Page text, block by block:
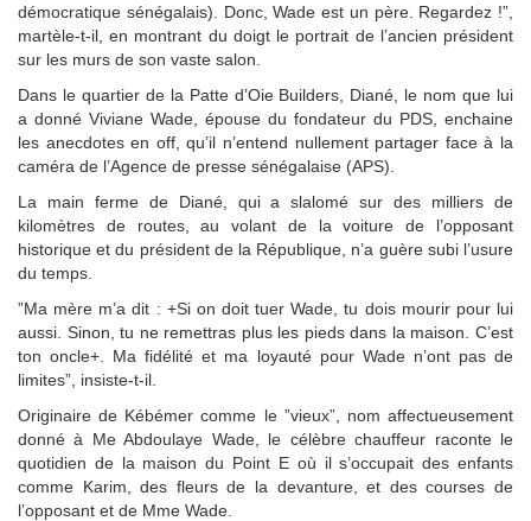
démocratique sénégalais). Donc, Wade est un père. Regardez !”,
martèle-t-il, en montrant du doigt le portrait de l’ancien président
sur les murs de son vaste salon.
Dans le quartier de la Patte d’Oie Builders, Diané, le nom que lui
a donné Viviane Wade, épouse du fondateur du PDS, enchaine
les anecdotes en off, qu’il n’entend nullement partager face à la
caméra de l’Agence de presse sénégalaise (APS).
La main ferme de Diané, qui a slalomé sur des milliers de
kilomètres de routes, au volant de la voiture de l’opposant
historique et du président de la République, n’a guère subi l’usure
du temps.
”Ma mère m’a dit : +Si on doit tuer Wade, tu dois mourir pour lui
aussi. Sinon, tu ne remettras plus les pieds dans la maison. C’est
ton oncle+. Ma fidélité et ma loyauté pour Wade n’ont pas de
limites”, insiste-t-il.
Originaire de Kébémer comme le ”vieux”, nom affectueusement
donné à Me Abdoulaye Wade, le célèbre chauffeur raconte le
quotidien de la maison du Point E où il s’occupait des enfants
comme Karim, des fleurs de la devanture, et des courses de
l’opposant et de Mme Wade.